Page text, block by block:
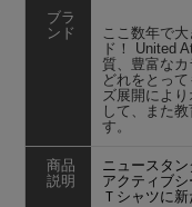
ブラ
ンド
ここ数年で
ド！ United
質、豊富なカ
どれをとっ
ズ展開によ
して、また
す。
商品
説明
ニュースタン
アクティブ
Ｔシャツに